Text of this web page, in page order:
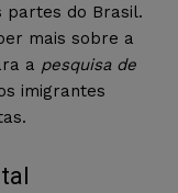
partes do Brasil.
mais sobre a
a pesquisa de
imigrantes